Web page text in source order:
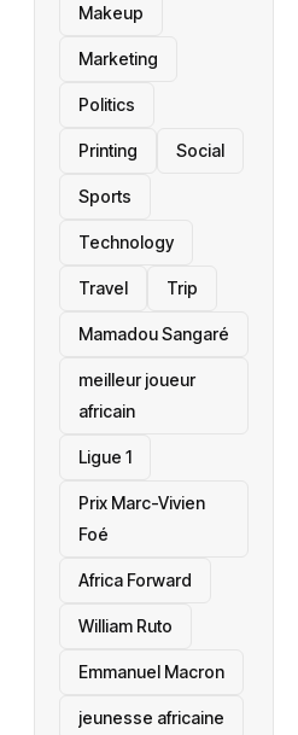
Makeup
Marketing
Politics
Printing Social
Sports
Technology
Travel Trip
Mamadou Sangaré
meilleur joueur
africain
Ligue 1
Prix Marc-Vivien
Foé
‎Africa Forward
William Ruto
Emmanuel Macron
jeunesse africaine